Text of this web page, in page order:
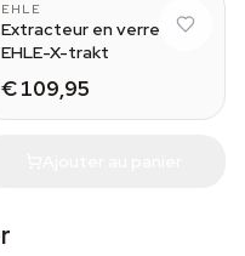
EHLE
Extracteur en verre
EHLE-X-trakt
€ 109,95